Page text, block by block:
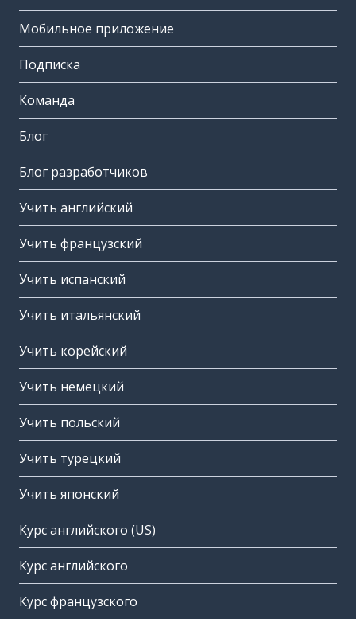
Мобильное приложение
Подписка
Команда
Блог
Блог разработчиков
Учить английский
Учить французский
Учить испанский
Учить итальянский
Учить корейский
Учить немецкий
Учить польский
Учить турецкий
Учить японский
Курс английского (US)
Курс английского
Курс французского